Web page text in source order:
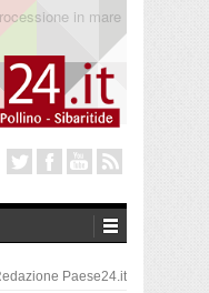
Solidale
Paese24.it